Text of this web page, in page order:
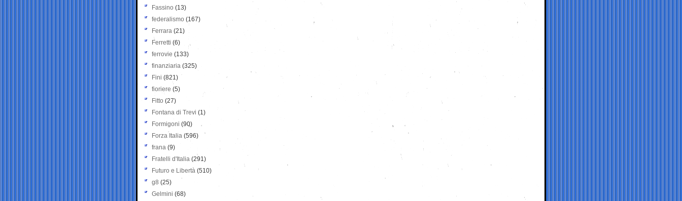
Fassino (13)
federalismo (167)
Ferrara (21)
Ferretti (6)
ferrovie (133)
finanziaria (325)
Fini (821)
fioriere (5)
Fitto (27)
Fontana di Trevi (1)
Formigoni (90)
Forza Italia (596)
frana (9)
Fratelli d'Italia (291)
Futuro e Libertà (510)
g8 (25)
Gelmini (68)